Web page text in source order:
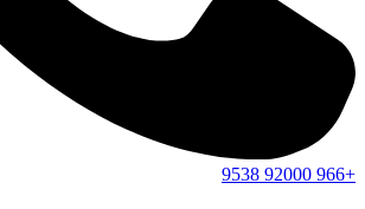
+966
92000
9538